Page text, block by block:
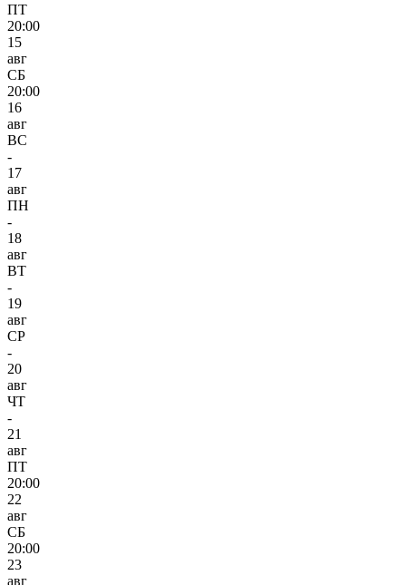
ПТ
20:00
15
авг
СБ
20:00
16
авг
ВС
-
17
авг
ПН
-
18
авг
ВТ
-
19
авг
СР
-
20
авг
ЧТ
-
21
авг
ПТ
20:00
22
авг
СБ
20:00
23
авг